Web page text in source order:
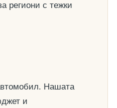
региони с тежки
Нашата
и